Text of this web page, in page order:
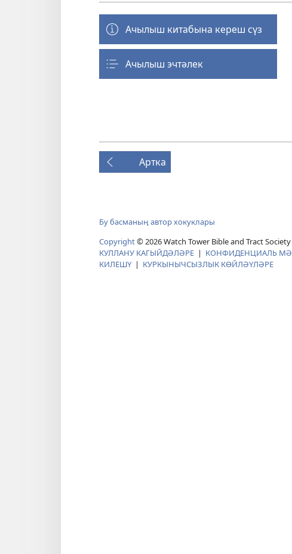
Ачылыш китабына кереш сүз
Ачылыш эчтәлек
Артка
Бу басманың автор хокуклары
Copyright© 2026 Watch Tower Bible and Tract
КУЛЛАНУ КАГЫЙДӘЛӘРЕ | КОНФИДЕНЦИАЛЬ
КИЛЕШҮ | КУРКЫНЫЧСЫЗЛЫК КӨЙЛӘҮЛӘРЕ